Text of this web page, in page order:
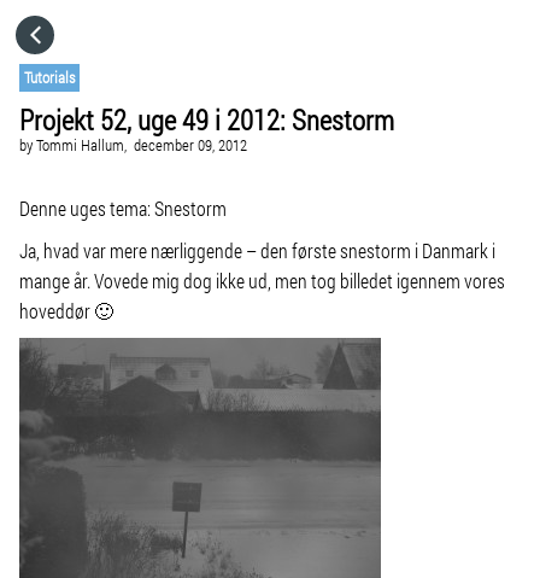
Tutorials
Projekt 52, uge 49 i 2012: Snestorm
byTommi Hallum, december 09, 2012
Denne uges tema: Snestorm
Ja, hvad var mere nærliggende – den første snestorm i Danmark i
mange år. Vovede mig dog ikke ud, men tog billedet igennem vores
hoveddør 🙂
CATEGORIES
VISIT WEBSITE